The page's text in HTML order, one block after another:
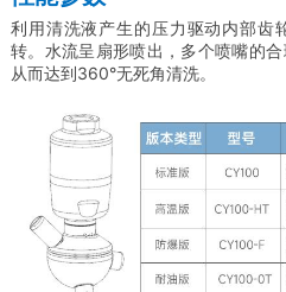
利用清洗液产生的压力驱动内部齿
转。水流呈扇形喷出，多个喷嘴的
从而达到360°无死角清洗。